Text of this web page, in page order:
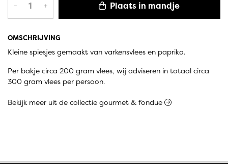
OMSCHRIJVING
Kleine spiesjes gemaakt van varkensvlees en paprika.
Per bakje circa 200 gram vlees, wij adviseren in totaal circa
300 gram vlees per persoon.
– + Plaats in mandje
Bekijk meer uit de collectie gourmet & fondue